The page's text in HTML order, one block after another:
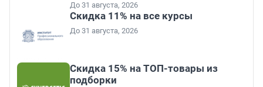
До 31 августа, 2026
Скидка 11% на все курсы
До 31 августа, 2026
Скидка 15% на ТОП-товары из
подборки